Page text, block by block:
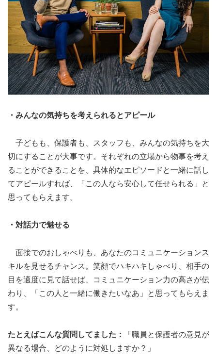
・みんなの気持ちを考えられるとアピール
子どもも、保護者も、スタッフも、みんなの気持ちを大
切にすることが大事です。それぞれの立場から物事を考え
ることができることを、具体的なエピソードと一緒に話し
てアピールすれば、「この人なら安心して任せられる」と
思ってもらえます。
・対話力で魅せる
面接でのおしゃべりも、あなたのコミュニケーションス
キルを見せるチャンス。笑顔でハキハキしゃべり、相手の
目を適度に見て話せば、コミュニケーション力の高さが伝
わり、「この人と一緒に働きたいなあ」と思ってもらえま
す。
たとえばこんな質問してました：
「職員と保護者の意見が
異なる場合、どのように対処しますか？」